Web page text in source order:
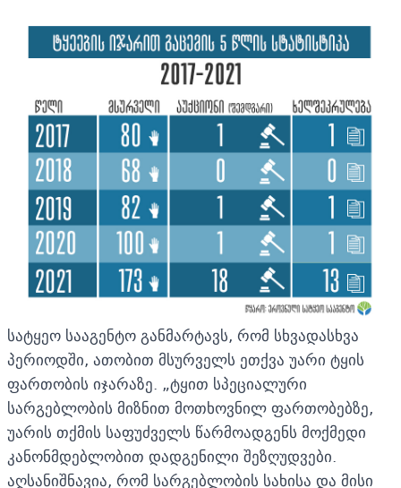
სატყეო სააგენტო განმარტავს, რომ სხვადასხვა
პერიოდში, ათობით მსურველს ეთქვა უარი ტყის
ფართობის იჯარაზე. „ტყით სპეციალური
სარგებლობის მიზნით მოთხოვნილ ფართობებზე,
უარის თქმის საფუძველს წარმოადგენს მოქმედი
კანონმდებლობით დადგენილი შეზღუდვები.
აღსანიშნავია, რომ სარგებლობის სახისა და მისი